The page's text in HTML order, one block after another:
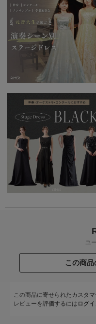
ユ
この商品
この商品に寄せられたカスタ
レビューを評価するには ログイ